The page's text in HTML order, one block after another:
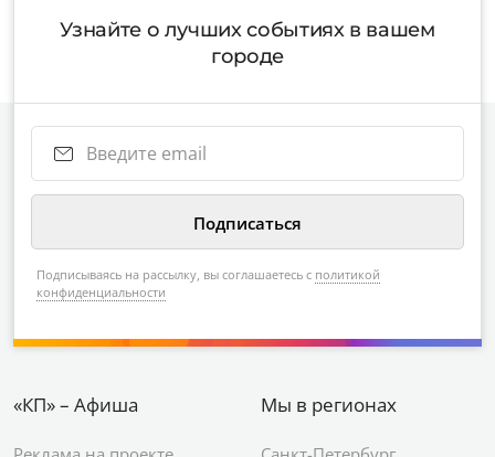
Узнайте о лучших событиях в вашем
городе
Подписываясь на рассылку, вы соглашаетесь с политикой
конфиденциальности
«КП» – Афиша Мы в регионах